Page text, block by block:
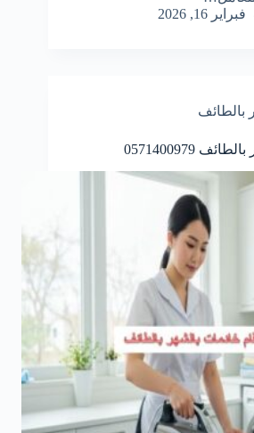
فبراير 16, 2026
بالطائف
0571400979